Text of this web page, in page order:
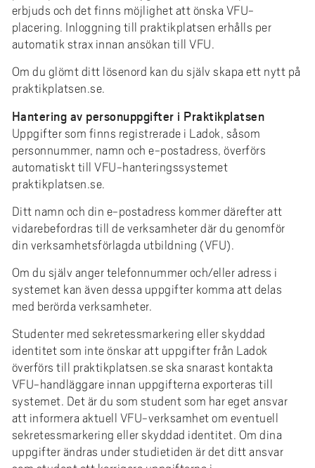
erbjuds och det finns möjlighet att önska VFU-
placering. Inloggning till praktikplatsen erhålls per
automatik strax innan ansökan till VFU.
Om du glömt ditt lösenord kan du själv skapa ett nytt på
praktikplatsen.se.
Hantering av personuppgifter i Praktikplatsen
Uppgifter som finns registrerade i Ladok, såsom
personnummer, namn och e-postadress, överförs
automatiskt till VFU-hanteringssystemet
praktikplatsen.se.
Ditt namn och din e-postadress kommer därefter att
vidarebefordras till de verksamheter där du genomför
din verksamhetsförlagda utbildning (VFU).
Om du själv anger telefonnummer och/eller adress i
systemet kan även dessa uppgifter komma att delas
med berörda verksamheter.
Studenter med sekretessmarkering eller skyddad
identitet som inte önskar att uppgifter från Ladok
överförs till praktikplatsen.se ska snarast kontakta
VFU-handläggare innan uppgifterna exporteras till
systemet. Det är du som student som har eget ansvar
att informera aktuell VFU-verksamhet om eventuell
sekretessmarkering eller skyddad identitet. Om dina
uppgifter ändras under studietiden är det ditt ansvar